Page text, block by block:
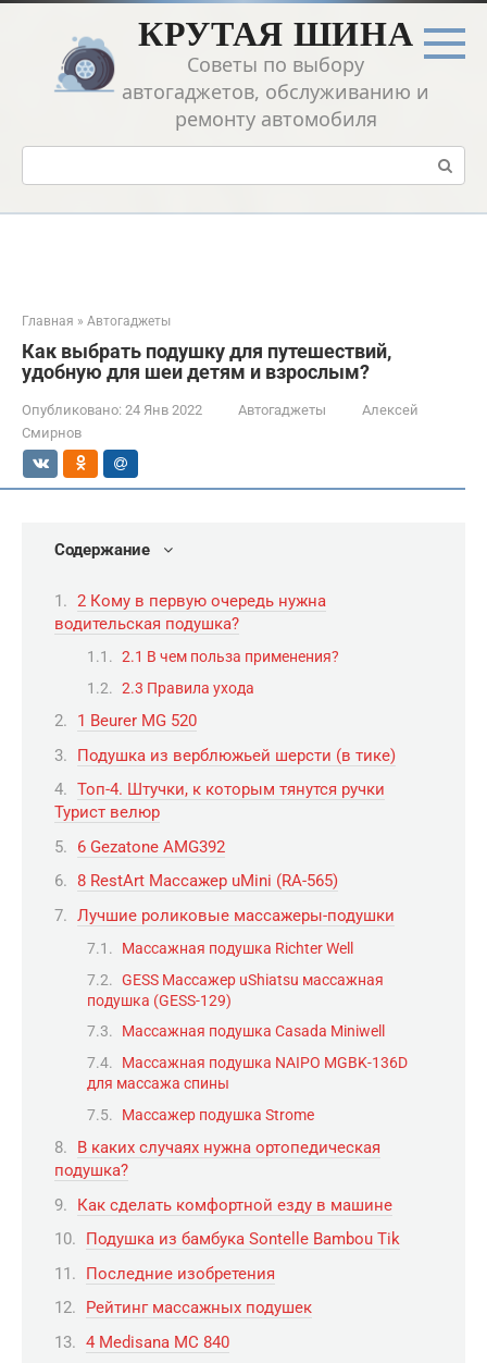
Перейти
контенту
КРУТАЯ ШИНА
Советы по выбору
автогаджетов, обслуживанию и
ремонту автомобиля
Поиск:
Главная » Автогаджеты
Как выбрать подушку для путешествий,
удобную для шеи детям и взрослым?
Опубликовано: 24 Янв 2022 Автогаджеты
Алексей
Смирнов
Содержание
2 Кому в первую очередь нужна
водительская подушка?
2.1 В чем польза применения?
2.3 Правила ухода
1 Beurer MG 520
Подушка из верблюжьей шерсти (в тике)
Топ-4. Штучки, к которым тянутся ручки
Турист велюр
6 Gezatone AMG392
8 RestArt Массажер uMini (RA-565)
Лучшие роликовые массажеры-подушки
Массажная подушка Richter Well
GESS Массажер uShiatsu массажная
подушка (GESS-129)
Массажная подушка Casada Miniwell
Массажная подушка NAIPO MGBK-136D
для массажа спины
Массажер подушка Strome
В каких случаях нужна ортопедическая
подушка?
Как сделать комфортной езду в машине
Подушка из бамбука Sontelle Bambou Tik
Последние изобретения
Рейтинг массажных подушек
4 Medisana MC 840